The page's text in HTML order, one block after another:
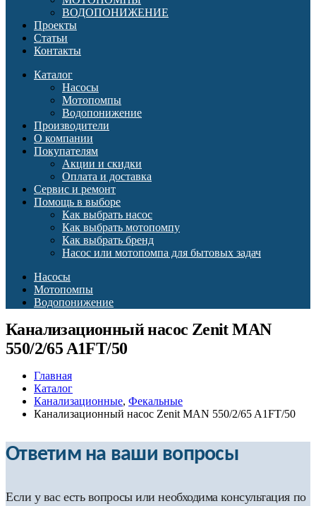
ВОДОПОНИЖЕНИЕ
Проекты
Статьи
Контакты
Каталог
Насосы
Мотопомпы
Водопонижение
Производители
О компании
Покупателям
Акции и скидки
Оплата и доставка
Сервис и ремонт
Помощь в выборе
Как выбрать насос
Как выбрать мотопомпу
Как выбрать бренд
Насос или мотопомпа для бытовых задач
Насосы
Мотопомпы
Водопонижение
Канализационный насос Zenit MAN
550/2/65 A1FT/50
Главная
Каталог
Канализационные, Фекальные
Канализационный насос Zenit MAN 550/2/65 A1FT/50
Ответим на ваши вопросы
Если у вас есть вопросы или необходима консультация по